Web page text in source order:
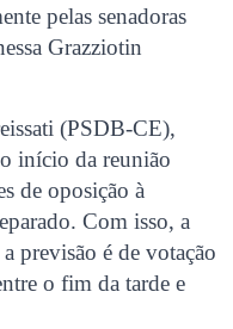
pelas senadoras
Grazziotin
(PSDB-CE),
início da reunião
de oposição à
Com isso, a
previsão é de votação
o fim da tarde e